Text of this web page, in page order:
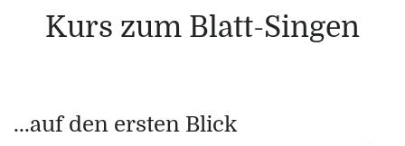
Kurs zum Blatt-Singen
...auf den ersten Blick